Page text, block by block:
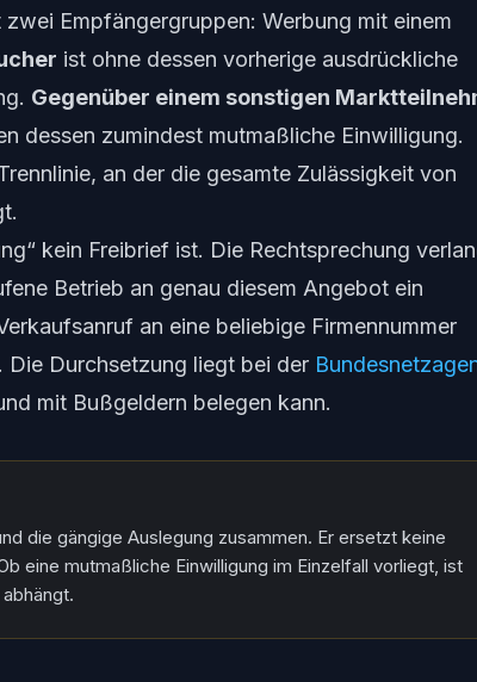
Empfängergruppen: Werbung mit einem
ist ohne dessen vorherige ausdrückliche
Gegenüber einem sonstigen
dessen zumindest mutmaßliche Einwilligung.
an der die gesamte Zulässigkeit von
kein Freibrief ist. Die Rechtsprechung
Betrieb an genau diesem Angebot ein
an eine beliebige Firmennummer
Durchsetzung liegt bei der
mit Bußgeldern belegen kann.
die gängige Auslegung zusammen. Er ersetzt keine
eine mutmaßliche Einwilligung im Einzelfall vorliegt, ist